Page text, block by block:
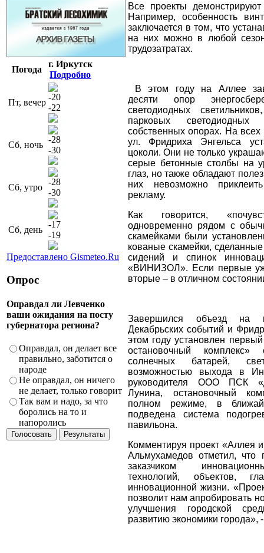
Погода
г. Иркутск
Подробно
Пт, вечер
-20
-22
Сб, ночь
-28
-30
Сб, утро
-28
-30
Сб, день
-17
-19
Предоставлено Gismeteo.Ru
Опрос
Оправдал ли Левченко
ваши ожидания на посту
губернатора региона?
Оправдал, он делает все
правильно, заботится о
народе
Не оправдал, он ничего
не делает, только говорит
Так вам и надо, за что
боролись на то и
напоролись
Все проекты
Например, особенность
заключается в том, что
на них можно в любой
трудозатратах.
В этом году на Аллее
десяти опор
светодиодных
парковых светодиодных
собственных опорах. На
ул. Фридриха Энгельса
цоколи. Они не только
серые бетонные столбы на
глаз, но также обладают
них невозможно
рекламу.
Как говорится,
одновременно рядом с
скамейками были
кованые скамейки,
сидений и спинок
«ВИНИЗОЛ». Если первые
вторые – в отличном
Завершился объезд на
Декабрьских событий и
этом году установлен
остановочный
солнечных батарей,
возможностью выхода в
руководителя ООО ПСК
Лунина, остановочный
полном режиме, в
подведена система
павильона.
Комментируя проект «Аллея
Альмухамедов отметил, что
заказчиком
технологий, объектов,
инновационной жизни.
позволит нам апробировать
улучшения городской
развитию экономики города»,